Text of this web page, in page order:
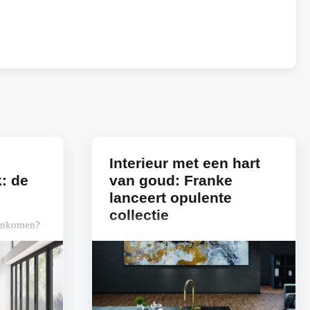
de
het
Interieur met een hart
van goud: Franke
lanceert opulente
collectie
Keukenspecialist Franke stapt met
grandeur zijn gouden tijdperk in, en
collectie. De Mythos Masterpiece-